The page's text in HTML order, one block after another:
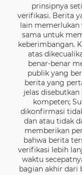
prinsipnya
verifikasi. Berita
lain memerlukan
sama untuk
keberimbangan.
atas
benar-benar
publik yang
berita yang
jelas
kompeten;
dikonfirmasi
dan atau tidak
memberikan
bahwa berita
verifikasi lebih
waktu
bagian akhir dari